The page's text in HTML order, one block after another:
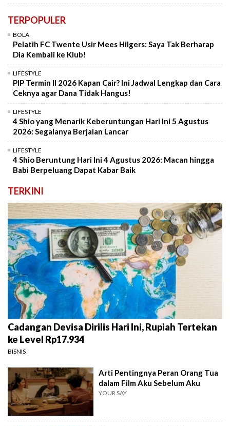
TERPOPULER
BOLA
Pelatih FC Twente Usir Mees Hilgers: Saya Tak Berharap
Dia Kembali ke Klub!
LIFESTYLE
PIP Termin II 2026 Kapan Cair? Ini Jadwal Lengkap dan Cara
Ceknya agar Dana Tidak Hangus!
LIFESTYLE
4 Shio yang Menarik Keberuntungan Hari Ini 5 Agustus
2026: Segalanya Berjalan Lancar
LIFESTYLE
4 Shio Beruntung Hari Ini 4 Agustus 2026: Macan hingga
Babi Berpeluang Dapat Kabar Baik
TERKINI
Cadangan Devisa Dirilis Hari Ini, Rupiah Tertekan
ke Level Rp17.934
BISNIS
Arti Pentingnya Peran Orang Tua
dalam Film Aku Sebelum Aku
YOUR SAY